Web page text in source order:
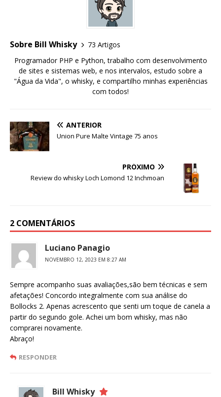
Sobre Bill Whisky
73 Artigos
Programador PHP e Python, trabalho com desenvolvimento
de sites e sistemas web, e nos intervalos, estudo sobre a
"Água da Vida", o whisky, e compartilho minhas experiências
com todos!
ANTERIOR
Union Pure Malte Vintage 75 anos
PRÓXIMO
Review do whisky Loch Lomond 12 Inchmoan
2 COMENTÁRIOS
Luciano Panagio
NOVEMBRO 12, 2023 EM 8:27 AM
Sempre acompanho suas avaliações,são bem técnicas e sem
afetações! Concordo integralmente com sua análise do
Bollocks 2. Apenas acrescento que senti um toque de canela a
partir do segundo gole. Achei um bom whisky, mas não
comprarei novamente.
Abraço!
RESPONDER
Bill Whisky